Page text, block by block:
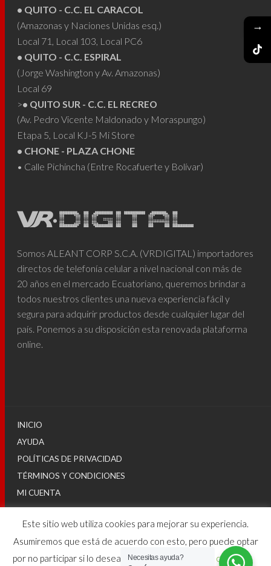
• QUITO - C.C. EL CARACOL
(Amazonas y Naciones Unidas esq.)
Local 71, Local 103, Local PC6
• QUITO - C.C. ESPIRAL
(Jorge Washington y Av. Amazonas)
Local 69
>• QUITO SUR - C.C. EL RECREO
(Av. Pedro Vicente Maldonado y Moraspungo)
Etapa 5, Local KJ-5 Mi Store
• CHONE - PLAZA CHONE
• Calle Pichincha (Entre Rocafuerte y Bolívar)
Somos ALEANT CORP S.C.A. (VRDIGITAL) importadores
directos de telefonía celular a nivel nacional con más de
20 años en el mercado Ecuatoriano, queremos brindar a
todos nuestros clientes una nueva experiencia fácil y
segura para adquirir productos desde cualquier lugar del
país. Ponemos a su disposición esta renovada plataforma
online.
INICIO
AYUDA
POLÍTICAS DE PRIVACIDAD
TÉRMINOS Y CONDICIONES
MI CUENTA
© 2025
Este sitio web utiliza cookies para mejorar su experiencia.
Asumiremos que está de acuerdo con esto, pero puede optar
por no participar si lo desea.
Configuraciones de cookies
Necesitas ayuda?
→